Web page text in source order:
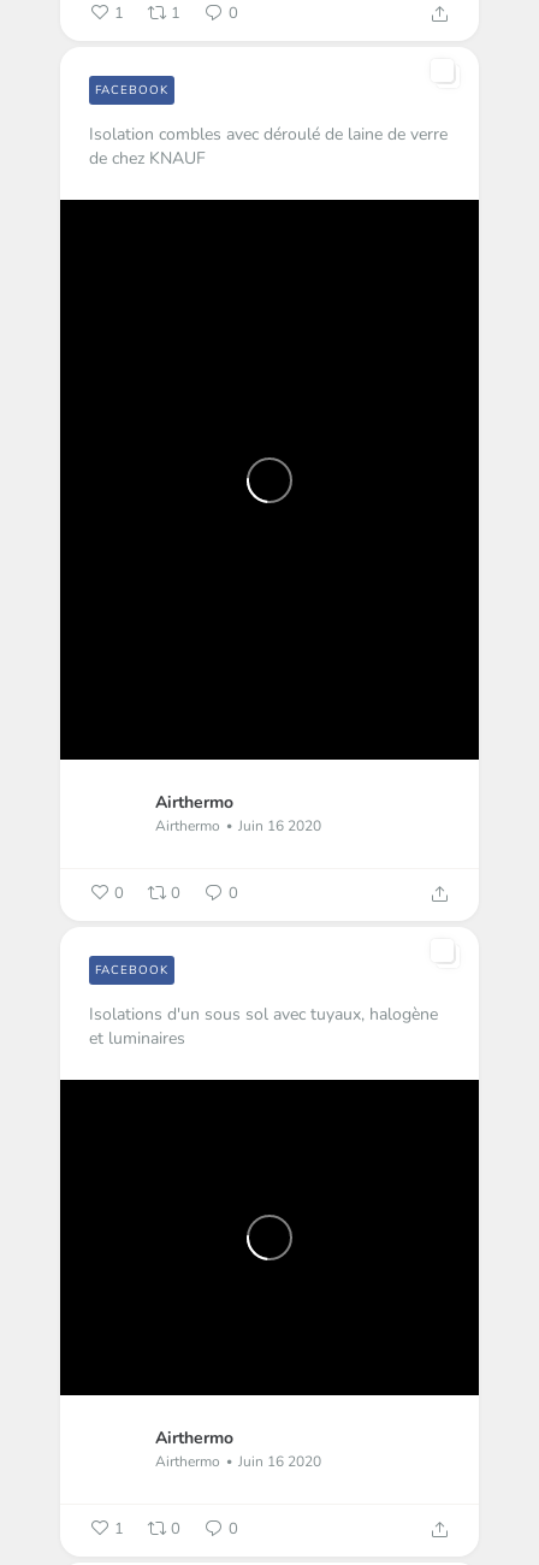
1 1 0
Isolation combles avec déroulé de laine de verre
de chez KNAUF
Airthermo
Airthermo Juin 16 2020
FACEBOOK
0 0 0
Isolations d'un sous sol avec tuyaux, halogène
et luminaires
Airthermo
Airthermo Juin 16 2020
FACEBOOK
1 0 0